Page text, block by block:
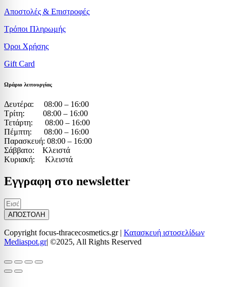
Αποστολές & Επιστροφές
Τρόποι Πληρωμής
Όροι Χρήσης
Gift Card
Ωράριο λειτουργίας
Δευτέρα: 08:00 – 16:00
Τρίτη: 08:00 – 16:00
Τετάρτη: 08:00 – 16:00
Πέμπτη: 08:00 – 16:00
Παρασκευή: 08:00 – 16:00
Σάββατο: Κλειστά
Κυριακή: Κλειστά
Εγγραφη στο newsletter
ΑΠΟΣΤΟΛΗ
Copyright focus-thracecosmetics.gr | Κατασκευή ιστοσελίδων
Mediaspot.gr| ©2025, All Rights Reserved